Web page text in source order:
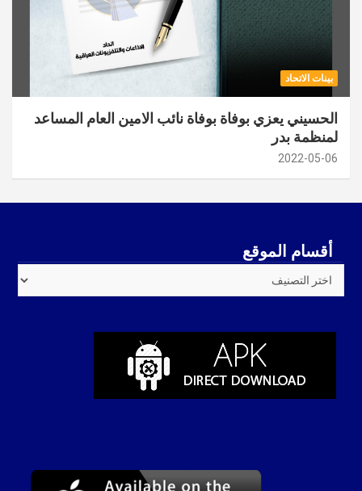
بينات الاتحاد
الحسيني يعزي بوفاة بوفاة نائب الامين العام المساعد
لمنظمة بدر
2022-05-06
أقسام الموقع
الموقع